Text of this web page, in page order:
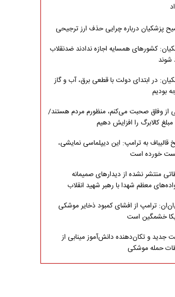
پزشکیان درباره چرایی حذف ارز ترجیحی
کشورهای همسایه اجازه ندادند ضدنقلاب
شوند
در ابتدای دولت با قطعی برق، آب و گاز
بودیم
از وفاق صحبت می‌کنم، منظورم مردم هستند/
مبلغ کالابرگ را افزایش دهیم
قالیباف به ترامپ: این دیپلماسی نمایشی،
خورده است
منتشر نشده از دیدارهای صمیمانه
معظم شهدا با رهبر شهید انقلاب
ترامپ از افشای کمبود ذخایر موشکی
خشمگین است
جدید و تکان‌دهنده دانش‌آموز مینابی از
حمله موشکی